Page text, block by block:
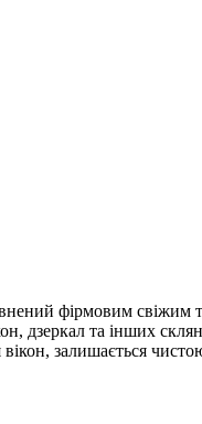
фірмовим свіжим
дзеркал та інших
залишається